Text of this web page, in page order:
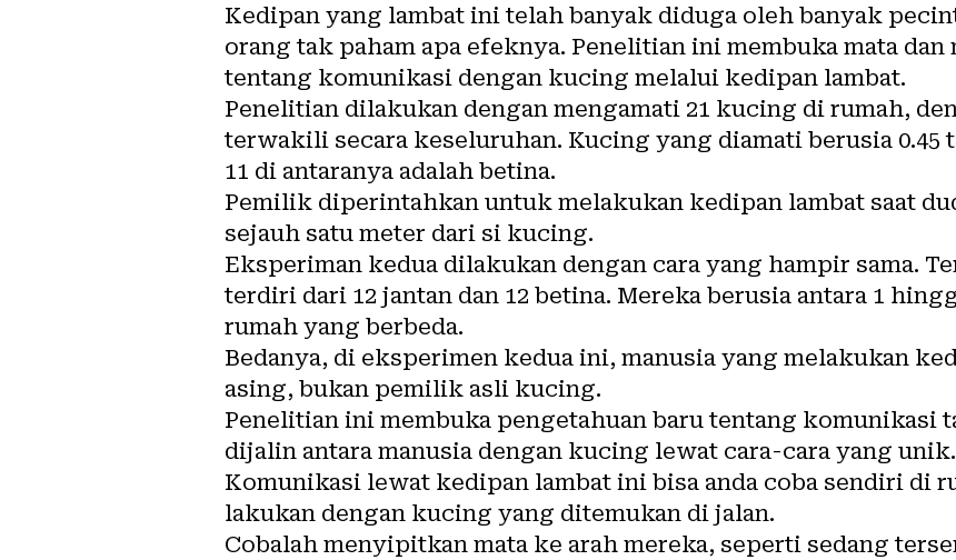
Kedipan yang lambat ini telah banyak diduga oleh banyak
orang tak paham apa efeknya. Penelitian ini membuka mata dan
tentang komunikasi dengan kucing melalui kedipan lambat.
Penelitian dilakukan dengan mengamati 21 kucing di rumah,
terwakili secara keseluruhan. Kucing yang diamati berusia 0.45
11 di antaranya adalah betina.
Pemilik diperintahkan untuk melakukan kedipan lambat saat
sejauh satu meter dari si kucing.
Eksperiman kedua dilakukan dengan cara yang hampir sama.
terdiri dari 12 jantan dan 12 betina. Mereka berusia antara 1
rumah yang berbeda.
Bedanya, di eksperimen kedua ini, manusia yang melakukan
asing, bukan pemilik asli kucing.
Penelitian ini membuka pengetahuan baru tentang komunikasi
dijalin antara manusia dengan kucing lewat cara-cara yang unik.
Komunikasi lewat kedipan lambat ini bisa anda coba sendiri di
lakukan dengan kucing yang ditemukan di jalan.
Cobalah menyipitkan mata ke arah mereka, seperti sedang